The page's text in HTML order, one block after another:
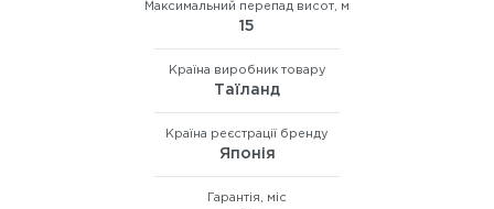
Максимальний перепад висот, м
15
Країна виробник товару
Таїланд
Країна реєстрації бренду
Японія
Гарантія, міс